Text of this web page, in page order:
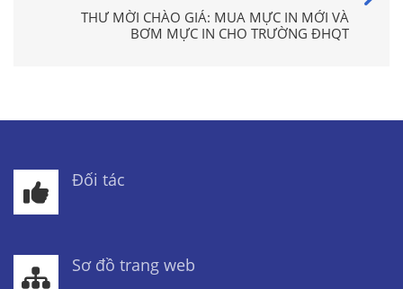
THƯ MỜI CHÀO GIÁ: MUA MỰC IN MỚI VÀ
BƠM MỰC IN CHO TRƯỜNG ĐHQT
Đối tác
Sơ đồ trang web